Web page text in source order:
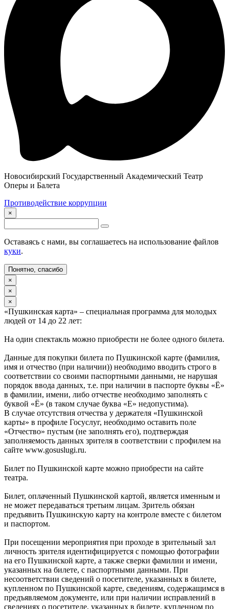
Новосибирский Государственный Академический Театр
Оперы и Балета
Противодействие коррупции
×
Оставаясь с нами, вы соглашаетесь на использование файлов
куки.
Понятно, спасибо
×
×
×
«Пушкинская карта» – специальная программа для молодых
людей от 14 до 22 лет:
На один спектакль можно приобрести не более одного билета.
Данные для покупки билета по Пушкинской карте (фамилия,
имя и отчество (при наличии)) необходимо вводить строго в
соответствии со своими паспортными данными, не нарушая
порядок ввода данных, т.е. при наличии в паспорте буквы «Ё»
в фамилии, имени, либо отчестве необходимо заполнять с
буквой «Ё» (в таком случае буква «Е» недопустима).
В случае отсутствия отчества у держателя «Пушкинской
карты» в профиле Госуслуг, необходимо оставить поле
«Отчество» пустым (не заполнять его), подтверждая
заполняемость данных зрителя в соответствии с профилем на
сайте www.gosuslugi.ru.
Билет по Пушкинской карте можно приобрести на сайте
театра.
Билет, оплаченный Пушкинской картой, является именным и
не может передаваться третьим лицам. Зритель обязан
предъявить Пушкинскую карту на контроле вместе с билетом
и паспортом.
При посещении мероприятия при проходе в зрительный зал
личность зрителя идентифицируется с помощью фотографии
на его Пушкинской карте, а также сверки фамилии и имени,
указанных на билете, с паспортными данными. При
несоответствии сведений о посетителе, указанных в билете,
купленном по Пушкинской карте, сведениям, содержащимся в
предъявляемом документе, или при наличии исправлений в
сведениях о посетителе, указанных в билете, купленном по